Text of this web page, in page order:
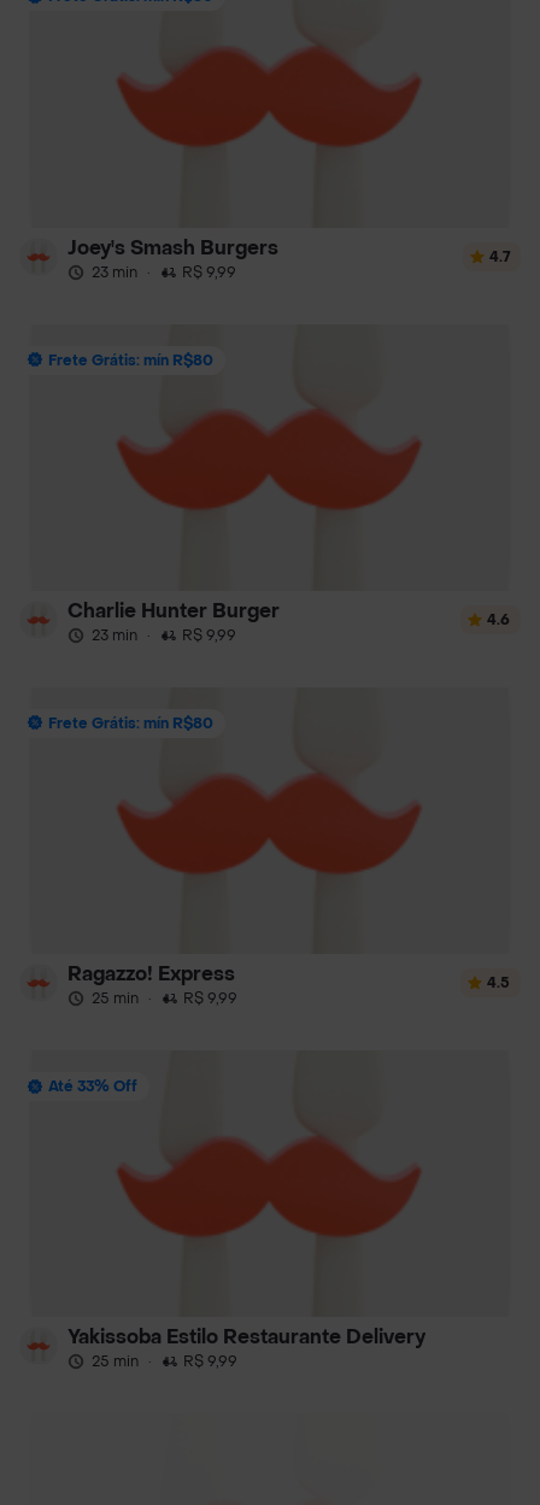
Joey's Smash Burgers
23 min · R$ 9,99
4.7
Frete Grátis: mín R$80
Charlie Hunter Burger
23 min · R$ 9,99
4.6
Frete Grátis: mín R$80
Ragazzo! Express
25 min · R$ 9,99
4.5
Até 33% Off
Yakissoba Estilo Restaurante Delivery
25 min · R$ 9,99